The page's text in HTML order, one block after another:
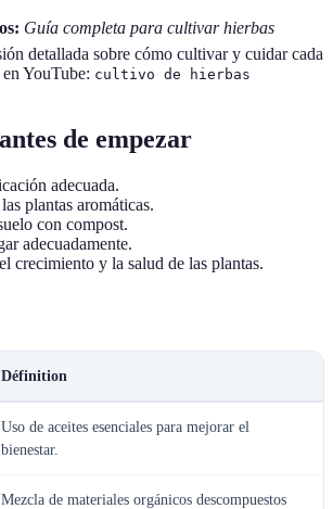
Guía completa para cultivar hierbas
detallada sobre cómo cultivar y cuidar cada
YouTube: cultivo de hierbas
de empezar
adecuada.
plantas aromáticas.
con compost.
adecuadamente.
crecimiento y la salud de las plantas.
Définition
Uso de aceites esenciales para mejorar el
bienestar.
Mezcla de materiales orgánicos descompuestos